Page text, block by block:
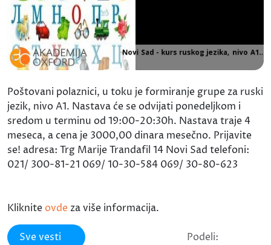
Poštovani polaznici, u toku je formiranje grupe za ruski
jezik, nivo A1. Nastava će se odvijati ponedeljkom i
sredom u terminu od 19:00-20:30h. Nastava traje 4
meseca, a cena je 3000,00 dinara mesečno. Prijavite
se! adresa: Trg Marije Trandafil 14 Novi Sad telefoni:
021/ 300-81-21 069/ 10-30-584 069/ 30-80-623
Kliknite ovde za više informacija.
Sve vesti Podeli: